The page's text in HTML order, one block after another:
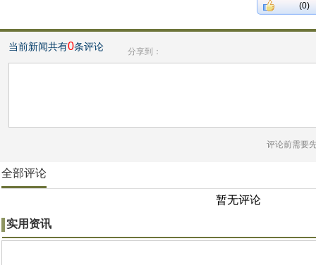
(0)
当前新闻共有0条评论 分享到：
评论前需要
全部评论
暂无评论
实用资讯